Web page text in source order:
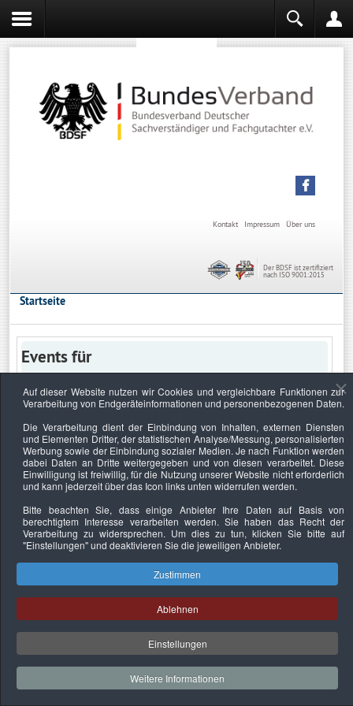
Über uns
Impressum
Kontakt
Der BDSF ist zertifiziert
nach ISO 9001:2015
Startseite
Events für
Keine Termine
Datenschutzerklärung Urheberrechtsnachweise Nachhaltigkeit
Copyright © 2026. Bundesverband Deutscher
Sachverständiger und Fachgutachter e.V..
Auf dieser Website nutzen wir Cookies und vergleichbare Funktionen zur
Verarbeitung von Endgeräteinformationen und personenbezogenen Daten.
Die Verarbeitung dient der Einbindung von Inhalten, externen Diensten
und Elementen Dritter, der statistischen Analyse/Messung, personalisierten
Werbung sowie der Einbindung sozialer Medien. Je nach Funktion werden
dabei Daten an Dritte weitergegeben und von diesen verarbeitet. Diese
Einwilligung ist freiwillig, für die Nutzung unserer Website nicht erforderlich
und kann jederzeit über das Icon links unten widerrufen werden.
Bitte beachten Sie, dass einige Anbieter Ihre Daten auf Basis von
berechtigtem Interesse verarbeiten werden. Sie haben das Recht der
Verarbeitung zu widersprechen. Um dies zu tun, klicken Sie bitte auf
"Einstellungen"und deaktivieren Sie die jeweiligen Anbieter.
Zustimmen
Ablehnen
Einstellungen
Weitere Informationen